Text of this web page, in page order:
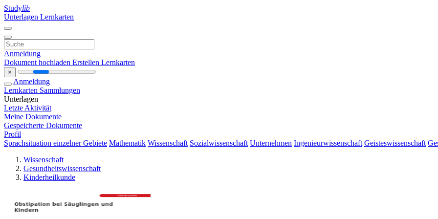
Studylib
Unterlagen Lernkarten
Anmeldung
Dokument hochladen Erstellen Lernkarten
×
Anmeldung
Lernkarten Sammlungen
Unterlagen
Letzte Aktivität
Meine Dokumente
Gespeicherte Dokumente
Profil
Sprachsituation einzelner Gebiete Mathematik Wissenschaft Sozialwissenschaft Unternehmen Ingenieurwissenschaft Geisteswissenschaft
Wissenschaft
Gesundheitswissenschaft
Kinderheilkunde